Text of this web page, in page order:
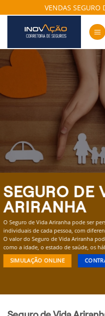
to
content
VENDAS SEGURO
SEGURO DE
ARIRANHA
O Seguro de Vida Ariranha pode ser
individuais de cada pessoa, com
O valor do Seguro de Vida Ariranha
como a idade, o estado de saúde, os
SIMULAÇÃO ONLINE